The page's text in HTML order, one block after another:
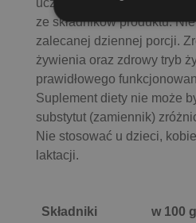
uczulenia (nadwrażliwości)
ze składników produktu.
zalecanej dziennej porcji.
żywienia oraz zdrowy tryb
prawidłowego
Suplement diety nie może
substytut (zamiennik)
Nie stosować u dzieci,
laktacji.
Składniki
w 100 g